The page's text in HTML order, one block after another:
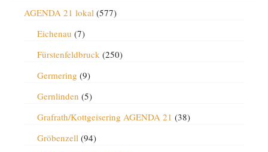
AGENDA 21 lokal(577)
Eichenau (7)
Fürstenfeldbruck(250)
Germering (9)
Gernlinden (5)
Grafrath/Kottgeisering AGENDA 21 (38)
Gröbenzell(94)